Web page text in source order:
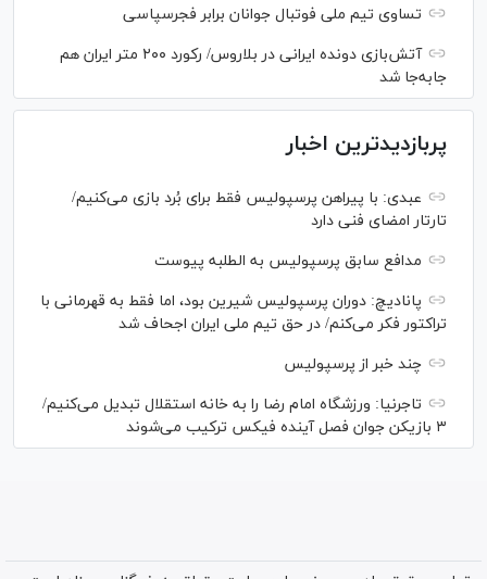
تساوی تیم ملی فوتبال جوانان برابر فجرسپاسی
آتش‌بازی دونده ایرانی در بلاروس/ رکورد ۲۰۰ متر ایران هم
جابه‌جا شد
پربازدیدترین اخبار
عبدی: با پیراهن پرسپولیس فقط برای بُرد بازی می‌کنیم/
تارتار امضای فنی دارد
مدافع سابق پرسپولیس به الطلبه پیوست
پانادیچ: دوران پرسپولیس شیرین بود، اما فقط به قهرمانی با
تراکتور فکر می‌کنم/ در حق تیم ملی ایران اجحاف شد
چند خبر از پرسپولیس
تاجرنیا: ورزشگاه امام رضا را به خانه استقلال تبدیل می‌کنیم/
۳ بازیکن جوان فصل آینده فیکس ترکیب می‌شوند